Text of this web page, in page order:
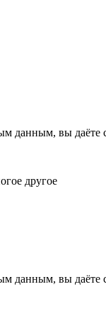
данным, вы даёте
другое
данным, вы даёте